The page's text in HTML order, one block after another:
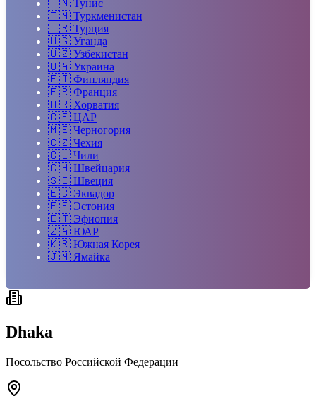
🇹🇳 Тунис
🇹🇲 Туркменистан
🇹🇷 Турция
🇺🇬 Уганда
🇺🇿 Узбекистан
🇺🇦 Украина
🇫🇮 Финляндия
🇫🇷 Франция
🇭🇷 Хорватия
🇨🇫 ЦАР
🇲🇪 Черногория
🇨🇿 Чехия
🇨🇱 Чили
🇨🇭 Швейцария
🇸🇪 Швеция
🇪🇨 Эквадор
🇪🇪 Эстония
🇪🇹 Эфиопия
🇿🇦 ЮАР
🇰🇷 Южная Корея
🇯🇲 Ямайка
Dhaka
Посольство Российской Федерации